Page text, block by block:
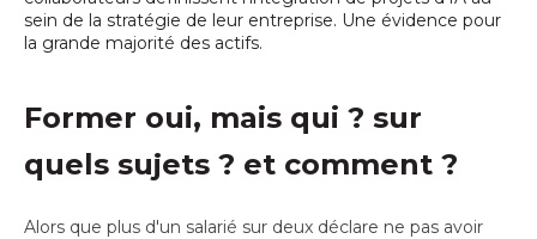
sein de la stratégie de leur entreprise. Une évidence pour
la grande majorité des actifs.
Former oui, mais qui ? sur
quels sujets ? et comment ?
Alors que plus d'un salarié sur deux déclare ne pas avoir